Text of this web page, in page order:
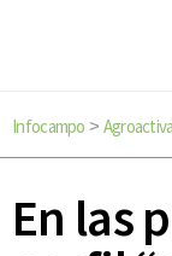
Infocampo > Agroactiva
En las